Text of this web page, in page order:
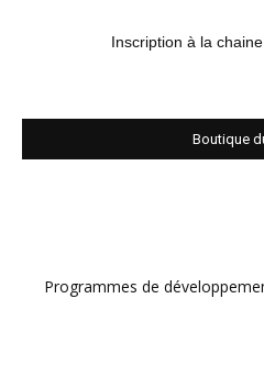
Inscription à la
Boutique
Programmes de